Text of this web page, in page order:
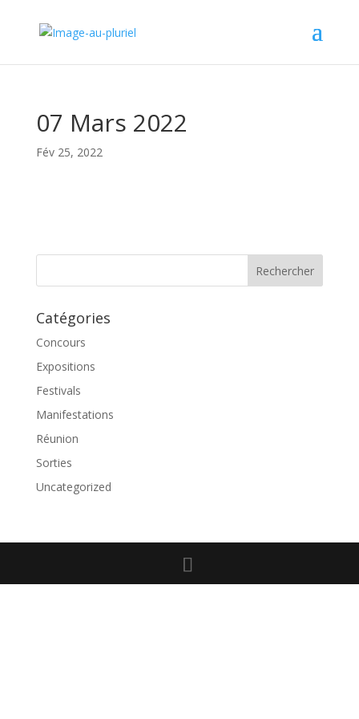
07 Mars 2022
Fév 25, 2022
Catégories
Concours
Expositions
Festivals
Manifestations
Réunion
Sorties
Uncategorized